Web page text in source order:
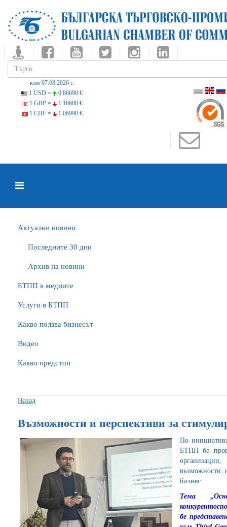
към 07.08.2026 г.
1 USD =
0.86690 €
1 GBP =
1.16600 €
1 CHF =
1.06990 €
Актуални новини
Последните 30 дни
Архив на новини
БTПП в медиите
Услуги в БТПП
Какво ползва бизнесът
Видео
Какво предстои
Назад
Възможности и перспективи за
По
БТПП бе
възможности
бизнес.
Тема
бе